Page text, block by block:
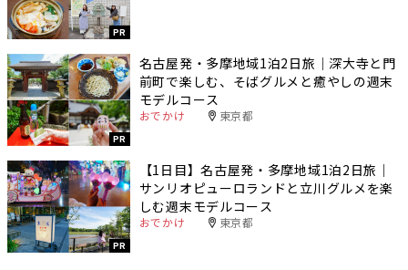
PR
PR
名古屋発・多摩地域1泊2日旅｜深大寺と門
前町で楽しむ、そばグルメと癒やしの週末
モデルコース
おでかけ 東京都
PR
【1日目】名古屋発・多摩地域1泊2日旅｜
サンリオピューロランドと立川グルメを楽
しむ週末モデルコース
おでかけ 東京都